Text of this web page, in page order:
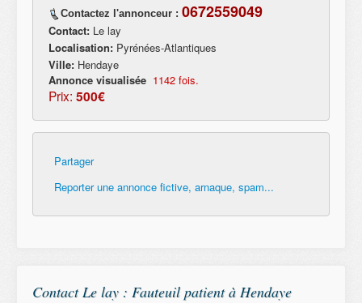
Contactez l'annonceur : 0672559049
Contact: Le lay
Localisation: Pyrénées-Atlantiques
Ville: Hendaye
Annonce visualisée 1142 fois.
Prix: 500€
Partager
Reporter une annonce fictive, arnaque, spam...
Contact Le lay : Fauteuil patient à Hendaye